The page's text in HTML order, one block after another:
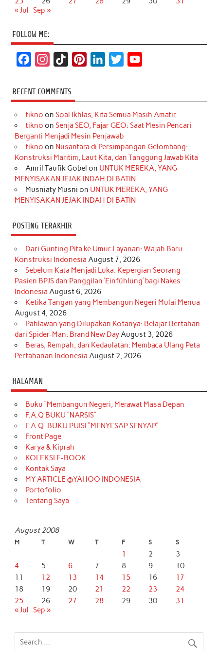
« Jul Sep »
FOLLOW ME:
c
e
b
o
k
s
t
a
r
a
m
k
T
o
k
t
e
r
e
s
t
k
e
d
I
n
t
t
r
T
u
e
RECENT COMMENTS
tikno on Soal Ikhlas, Kita Semua Masih Amatir
tikno on Senja SEO, Fajar GEO: Saat Mesin Pencari
Berganti Menjadi Mesin Penjawab
tikno on Nusantara di Persimpangan Gelombang:
Konstruksi Maritim, Laut Kita, dan Tanggung Jawab Kita
Amril Taufik Gobel on UNTUK MEREKA, YANG
MENYISAKAN JEJAK INDAH DI BATIN
Musniaty Musni on UNTUK MEREKA, YANG
MENYISAKAN JEJAK INDAH DI BATIN
POSTING TERAKHIR
Dari Gunting Pita ke Umur Layanan: Wajah Baru
Konstruksi Indonesia August 7, 2026
Sebelum Kata Menjadi Luka: Kepergian Seorang
Pasien BPJS dan Panggilan ‘Einfühlung’ bagi Nakes
Indonesia August 6, 2026
Ketika Tangan yang Membangun Negeri Mulai Menua
August 4, 2026
Pahlawan yang Dilupakan Kotanya: Belajar Bertahan
dari Spider-Man: Brand New DayAugust 3, 2026
Beras, Rempah, dan Kedaulatan: Membaca Ulang Peta
Pertahanan Indonesia August 2, 2026
HALAMAN
Buku “Membangun Negeri, Merawat Masa Depan
F.A.Q BUKU “NARSIS”
F.A.Q. BUKU PUISI “MENYESAP SENYAP”
Front Page
Karya & Kiprah
KOLEKSI E-BOOK
Kontak Saya
MY ARTICLE @YAHOO INDONESIA
Portofolio
Tentang Saya
August 2008
M T W T F S S
1 2
3
4
5 6 7 8 9
10
11
12 13 14 15 16
17
18
19 20 21 22 23
24
25
26 27 28 29 30
31
« Jul
Sep »